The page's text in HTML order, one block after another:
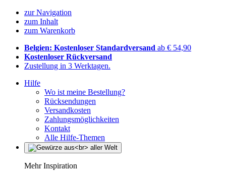
zur Navigation
zum Inhalt
zum Warenkorb
Belgien: Kostenloser Standardversand ab € 54,90
Kostenloser Rückversand
Zustellung in 3 Werktagen.
Hilfe
Wo ist meine Bestellung?
Rücksendungen
Versandkosten
Zahlungsmöglichkeiten
Kontakt
Alle Hilfe-Themen
Mehr Inspiration